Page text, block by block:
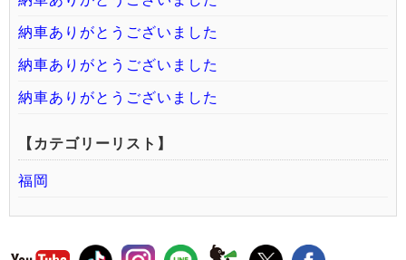
納車ありがとうございました
納車ありがとうございました
納車ありがとうございました
【カテゴリーリスト】
福岡